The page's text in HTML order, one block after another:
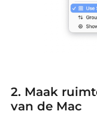
2. Maak
van de Mac